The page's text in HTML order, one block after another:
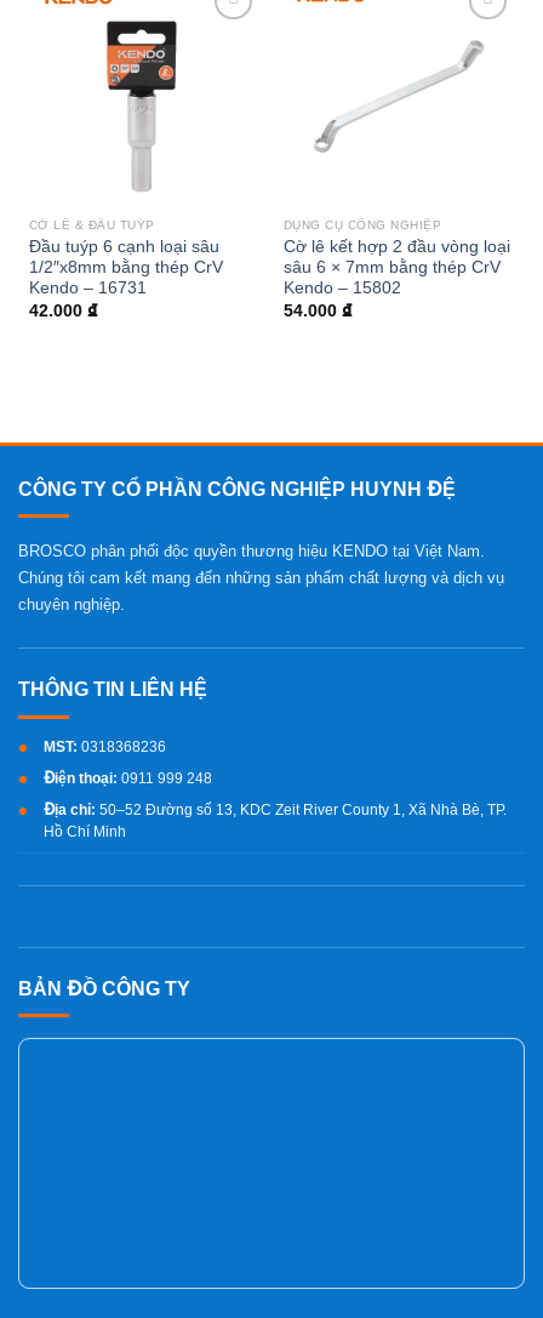
CỜ LÊ & ĐẦU TUÝP
Đầu tuýp 6 cạnh loại sâu
1/2″x8mm bằng thép CrV
Kendo – 16731
42.000 ₫
wishlist
DỤNG CỤ CÔNG NGHIỆP
Cờ lê kết hợp 2 đầu vòng loại
sâu 6 × 7mm bằng thép CrV
Kendo – 15802
54.000 ₫
BẢN ĐỒ CÔNG TY
CÔNG TY CỔ PHẦN CÔNG NGHIỆP HUYNH ĐỆ
BROSCO phân phối độc quyền thương hiệu KENDO tại Việt Nam.
Chúng tôi cam kết mang đến những sản phẩm chất lượng và dịch vụ
chuyên nghiệp.
MST: 0318368236
Điện thoại: 0911 999 248
Địa chỉ: 50–52 Đường số 13, KDC Zeit River County 1, Xã Nhà Bè, TP.
Hồ Chí Minh